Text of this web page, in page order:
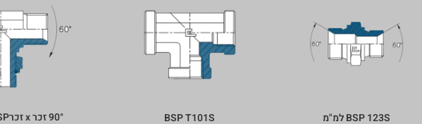
BSP 123S למ"מ BSP T101S